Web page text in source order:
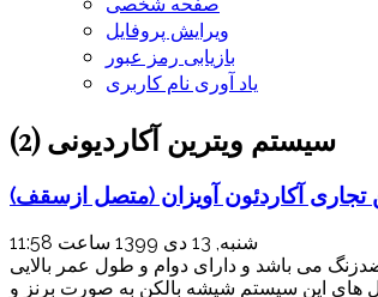
ویرایش پروفایل
بازیابی رمز عبور
یاد آوری نام کاربری
سیستم ویترین آکاردیونی (2)
تجاری آکاردئون آویزان (متصل ازسقف)
شنبه, 13 دی 1399 ساعت 11:58
می باشد و دارای دوام و طول عمر بالایی